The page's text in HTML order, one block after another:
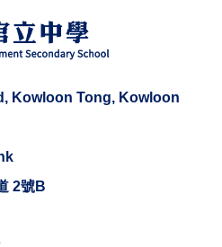
Kowloon Tong, Kowloon
2號B